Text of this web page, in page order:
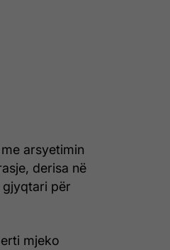
arsyetimin
derisa në
për
mjeko